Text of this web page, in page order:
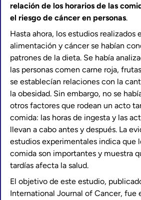
relación de los horarios de las
el riesgo de cáncer en personas.
Hasta ahora, los estudios realizados
alimentación y cáncer se habían
patrones de la dieta. Se había
las personas comen carne roja,
se establecían relaciones con la
la obesidad. Sin embargo, no se
otros factores que rodean un acto
comida: las horas de ingesta y las
llevan a cabo antes y después. La
estudios experimentales indica que
comida son importantes y muestra
tardías afecta la salud.
El objetivo de este estudio,
International Journal of Cancer, fue